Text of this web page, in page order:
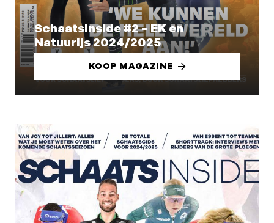
Schaatsinside #2 – EK en
Natuurijs 2024/2025
KOOP MAGAZINE